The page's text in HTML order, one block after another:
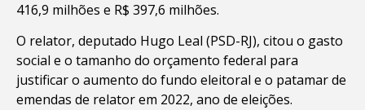
416,9 milhões e R$ 397,6 milhões.
O relator, deputado Hugo Leal (PSD-RJ), citou o gasto
social e o tamanho do orçamento federal para
justificar o aumento do fundo eleitoral e o patamar de
emendas de relator em 2022, ano de eleições.